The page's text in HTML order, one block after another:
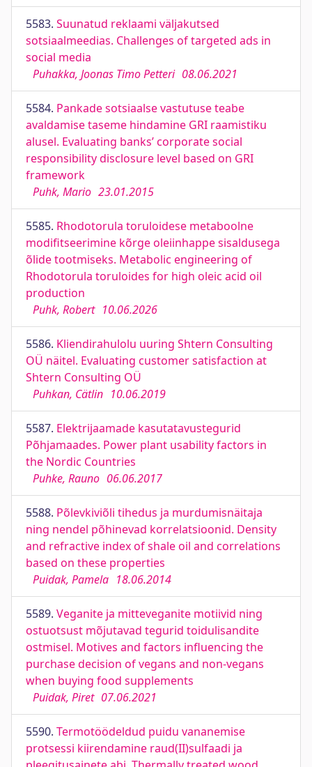
5583. Suunatud reklaami väljakutsed
sotsiaalmeedias. Challenges of targeted ads in
social media
Puhakka, Joonas Timo Petteri 08.06.2021
5584. Pankade sotsiaalse vastutuse teabe
avaldamise taseme hindamine GRI raamistiku
alusel. Evaluating banks’ corporate social
responsibility disclosure level based on GRI
framework
Puhk, Mario 23.01.2015
5585. Rhodotorula toruloidese metaboolne
modifitseerimine kõrge oleiinhappe sisaldusega
õlide tootmiseks. Metabolic engineering of
Rhodotorula toruloides for high oleic acid oil
production
Puhk, Robert 10.06.2026
5586. Kliendirahulolu uuring Shtern Consulting
OÜ näitel. Evaluating customer satisfaction at
Shtern Consulting OÜ
Puhkan, Cätlin 10.06.2019
5587. Elektrijaamade kasutatavustegurid
Põhjamaades. Power plant usability factors in
the Nordic Countries
Puhke, Rauno 06.06.2017
5588. Põlevkiviõli tihedus ja murdumisnäitaja
ning nendel põhinevad korrelatsioonid. Density
and refractive index of shale oil and correlations
based on these properties
Puidak, Pamela 18.06.2014
5589. Veganite ja mitteveganite motiivid ning
ostuotsust mõjutavad tegurid toidulisandite
ostmisel. Motives and factors influencing the
purchase decision of vegans and non-vegans
when buying food supplements
Puidak, Piret 07.06.2021
5590. Termotöödeldud puidu vananemise
protsessi kiirendamine raud(II)sulfaadi ja